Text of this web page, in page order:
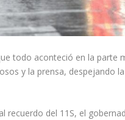
todo aconteció en la parte
y la prensa, despejando
del 11S, el